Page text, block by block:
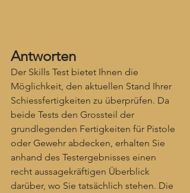
Antworten
Der Skills Test bietet Ihnen die
Möglichkeit, den aktuellen Stand Ihrer
Schiessfertigkeiten zu überprüfen. Da
beide Tests den Grossteil der
grundlegenden Fertigkeiten für Pistole
oder Gewehr abdecken, erhalten Sie
anhand des Testergebnisses einen
recht aussagekräftigen Überblick
darüber, wo Sie tatsächlich stehen. Die